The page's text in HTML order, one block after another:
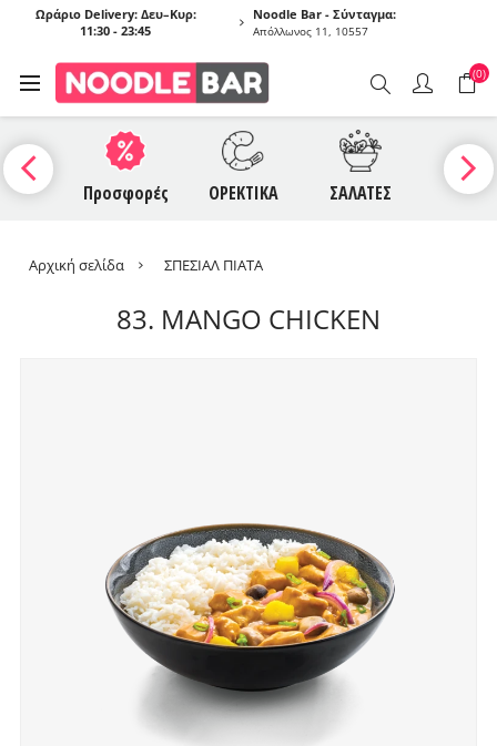
Ωράριο Delivery: Δευ–Κυρ:
11:30 - 23:45
Noodle Bar - Σύνταγμα:
Απόλλωνος 11, 10557
(0)
Προσφορές ΟΡΕΚΤΙΚΑ ΣΑΛΑΤΕΣ
Αρχική σελίδα ΣΠΕΣΙΑΛ ΠΙΑΤΑ
83. MANGO CHICKEN